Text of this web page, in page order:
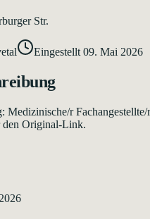
Str.
Eingestellt 09. Mai 2026
Medizinische/r
den Original-Link.